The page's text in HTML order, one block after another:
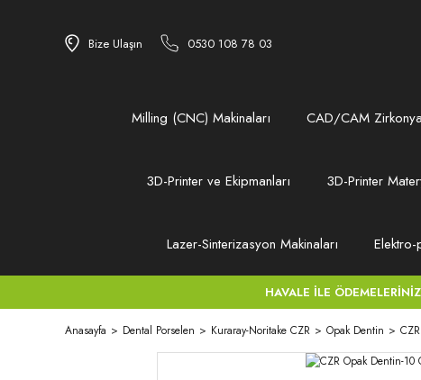
Bize Ulaşın 0530 108 78 03
Milling (CNC) Makinaları CAD/CAM
3D-Printer ve Ekipmanları 3D-Printer
Lazer-Sinterizasyon Makinaları Elektro-
HAVALE İLE
Anasayfa Dental Porselen Kuraray-Noritake CZR Opak Dentin